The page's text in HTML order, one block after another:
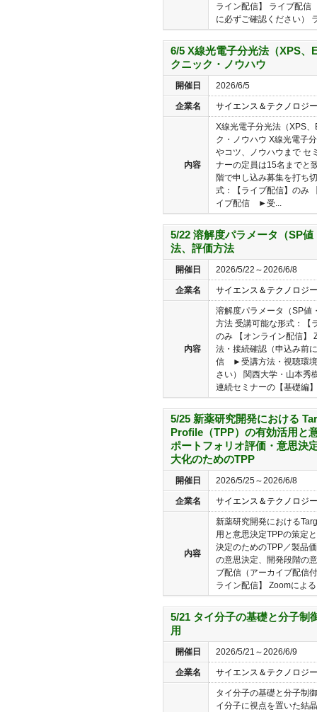
ライン配信】 ライブ配
に必ずご確認ください）
6/5 X線光電子分光法（XPS
クニック・ノウハウ
開催日 2026/6/5
企業名 サイエンス＆テクノロジ
内容
X線光電子分光法（XPS
ク・ノウハウ X線光電子
やコツ、ノウハウまで セ
ナーの定員は15名までと
階で申し込み募集を打ち
式：【ライブ配信】のみ
イブ配信 ►受...
5/22 溶解度パラメータ（SP
法、評価方法
開催日 2026/5/22～2026/6/8
企業名 サイエンス＆テクノロジ
内容
溶解度パラメータ（SP値
方法 受講可能な形式：【
のみ 【オンライン配信】
法・接続確認（申込み前
信 ►受講方法・視聴環境
さい） 関西大学・山本秀
連続セミナーの【基礎編
5/25 新薬研究開発における
Profile（TPP）の有効活用と
ポートフォリオ評価・意思決
大化のためのTPP
開催日 2026/5/25～2026/6/8
企業名 サイエンス＆テクノロジ
内容
新薬研究開発における
用と意思決定TPPの策定
決定のためのTPP／製品
の意思決定、開発段階の
ブ配信（アーカイブ配信
ライン配信】 Zoomによ
5/21 タイ分子の基礎と分子制
用
開催日 2026/5/21～2026/6/9
企業名 サイエンス＆テクノロジ
タイ分子の基礎と分子制
イ分子に視点を置いた結